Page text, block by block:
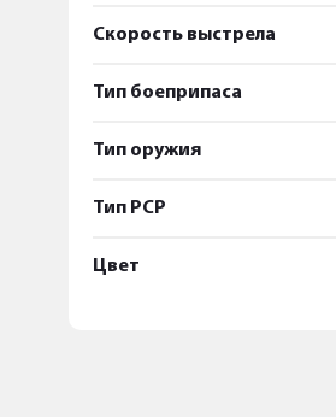
Скорость выстрела
Тип боеприпаса
Тип оружия
Тип PCP
Цвет